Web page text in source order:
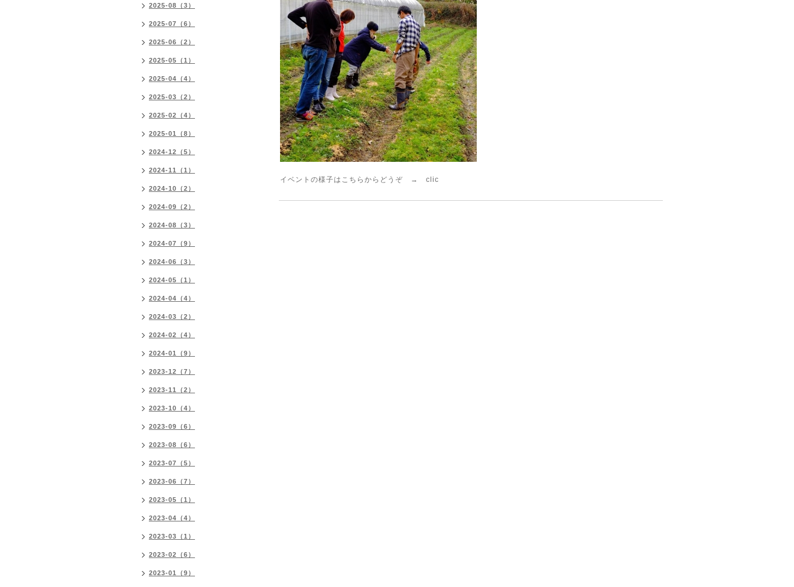
イベントの様子はこちらからどうぞ → clic
2025-08（3）
2025-07（6）
2025-06（2）
2025-05（1）
2025-04（4）
2025-03（2）
2025-02（4）
2025-01（8）
2024-12（5）
2024-11（1）
2024-10（2）
2024-09（2）
2024-08（3）
2024-07（9）
2024-06（3）
2024-05（1）
2024-04（4）
2024-03（2）
2024-02（4）
2024-01（9）
2023-12（7）
2023-11（2）
2023-10（4）
2023-09（6）
2023-08（6）
2023-07（5）
2023-06（7）
2023-05（1）
2023-04（4）
2023-03（1）
2023-02（6）
2023-01（9）